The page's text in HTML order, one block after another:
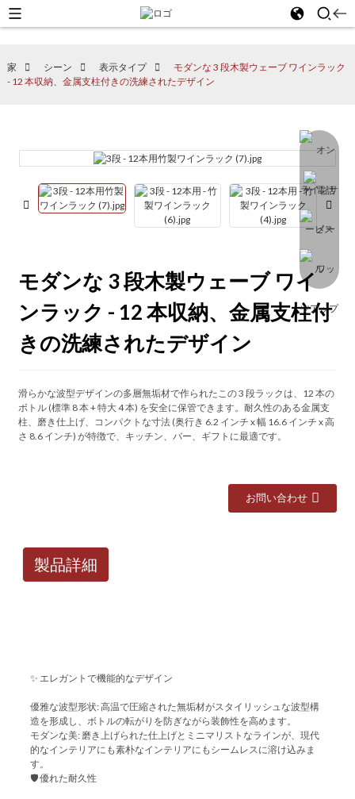
家 シーン 表示タイプ
モダンな 3 段木製ウェーブ ワインラック
- 12 本収納、金属支柱付きの洗練されたデザイン
モダンな 3 段木製ウェーブ ワイ
ンラック - 12 本収納、金属支柱付
きの洗練されたデザイン
滑らかな波型デザインの多層無垢材で作られたこの 3 段ラックは、12 本の
ボトル ​​(標準 8 本 + 特大 4 本) を安全に保管できます。耐久性のある金属支
柱、磨き仕上げ、コンパクトな寸法 (奥行き 6.2 インチ x 幅 16.6 インチ x 高
さ 8.6 インチ) が特徴で、キッチン、バー、ギフトに最適です。
お問い合わせ
製品詳細
✨ エレガントで機能的なデザイン
‌優雅な波型形状‌: 高温で圧縮された無垢材がスタイリッシュな波型構
造を形成し、ボトルの転がりを防ぎながら装飾性を高めます。
‌モダンな美‌: 磨き上げられた仕上げとミニマリストなラインが、現代
的なインテリアにも素朴なインテリアにもシームレスに溶け込みま
す。
🛡️ ‌優れた耐久性‌